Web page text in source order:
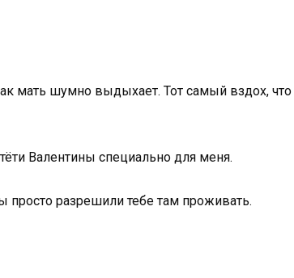
шумно выдыхает. Тот самый вздох, что
Валентины специально для меня.
разрешили тебе там проживать.